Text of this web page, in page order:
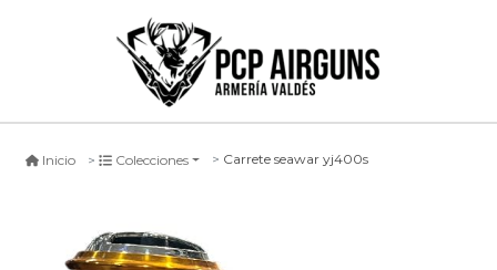
Inicio Colecciones Carrete seawar yj400s